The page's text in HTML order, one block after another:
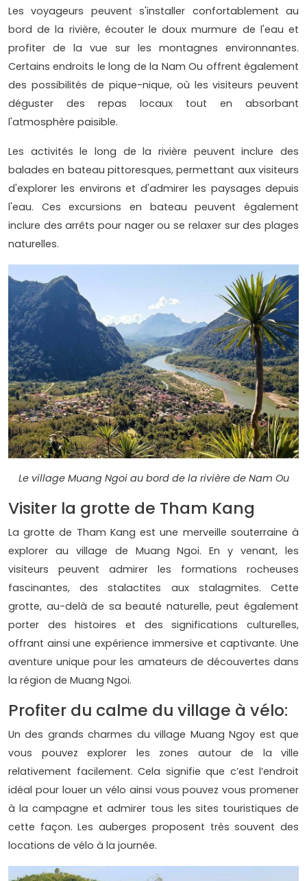
Les voyageurs peuvent s'installer confortablement au
bord de la rivière, écouter le doux murmure de l'eau et
profiter de la vue sur les montagnes environnantes.
Certains endroits le long de la Nam Ou offrent également
des possibilités de pique-nique, où les visiteurs peuvent
déguster des repas locaux tout en absorbant
l'atmosphère paisible.
Les activités le long de la rivière peuvent inclure des
balades en bateau pittoresques, permettant aux visiteurs
d'explorer les environs et d'admirer les paysages depuis
l'eau. Ces excursions en bateau peuvent également
inclure des arrêts pour nager ou se relaxer sur des plages
naturelles.
Le village Muang Ngoi au bord de la rivière de Nam Ou
Visiter la grotte de Tham Kang
La grotte de Tham Kang est une merveille souterraine à
explorer au village de Muang Ngoi. En y venant, les
visiteurs peuvent admirer les formations rocheuses
fascinantes, des stalactites aux stalagmites. Cette
grotte, au-delà de sa beauté naturelle, peut également
porter des histoires et des significations culturelles,
offrant ainsi une expérience immersive et captivante. Une
aventure unique pour les amateurs de découvertes dans
la région de Muang Ngoi.
Profiter du calme du village à vélo:
Un des grands charmes du village Muang Ngoy est que
vous pouvez explorer les zones autour de la ville
relativement facilement. Cela signifie que c’est l’endroit
idéal pour louer un vélo ainsi vous pouvez vous promener
à la campagne et admirer tous les sites touristiques de
cette façon. Les auberges proposent très souvent des
locations de vélo à la journée.